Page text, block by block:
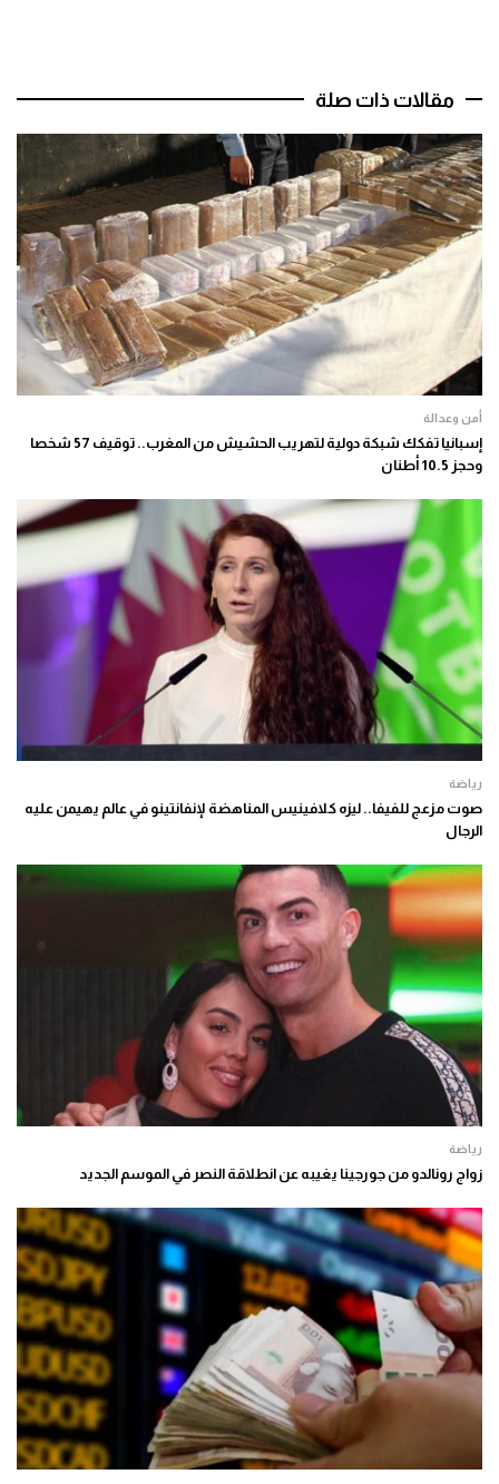
مقالات ذات صلة
أمن وعدالة
إسبانيا تفكك شبكة دولية لتهريب الحشيش من المغرب.. توقيف 57 شخصا
وحجز 10.5 أطنان
رياضة
صوت مزعج للفيفا.. ليزه كلافينيس المناهضة لإنفانتينو في عالم يهيمن عليه
الرجال
رياضة
زواج رونالدو من جورجينا يغيبه عن انطلاقة النصر في الموسم الجديد